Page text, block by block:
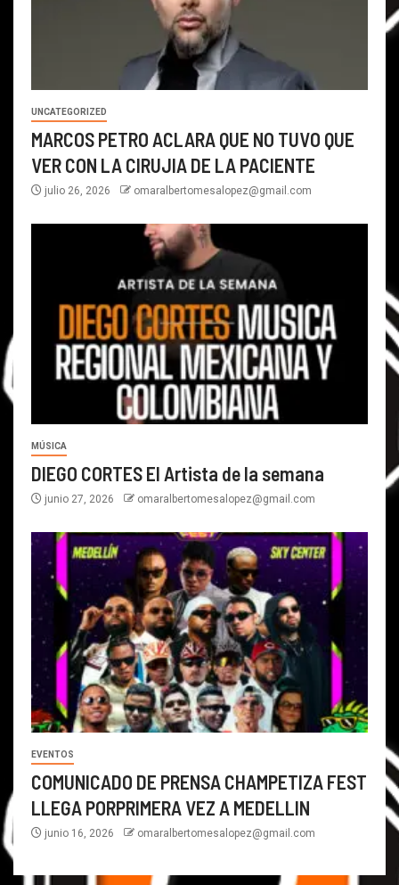
UNCATEGORIZED
MARCOS PETRO ACLARA QUE NO TUVO QUE
VER CON LA CIRUJIA DE LA PACIENTE
julio 26, 2026 omaralbertomesalopez@gmail.com
MÚSICA
DIEGO CORTES El Artista de la semana
junio 27, 2026 omaralbertomesalopez@gmail.com
EVENTOS
COMUNICADO DE PRENSA CHAMPETIZA FEST
LLEGA PORPRIMERA VEZ A MEDELLIN
junio 16, 2026 omaralbertomesalopez@gmail.com